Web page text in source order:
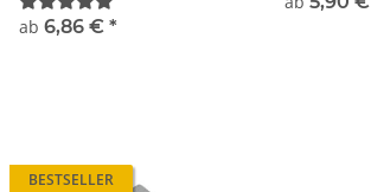
ab 6,86 € *
BESTSELLER